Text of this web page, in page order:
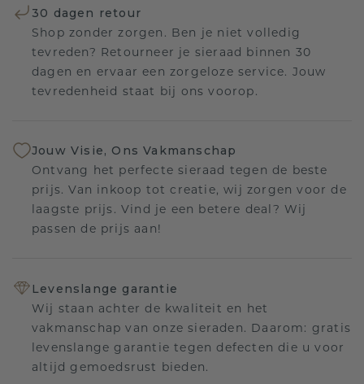
30 dagen retour
Shop zonder zorgen. Ben je niet volledig
tevreden? Retourneer je sieraad binnen 30
dagen en ervaar een zorgeloze service. Jouw
tevredenheid staat bij ons voorop.
Jouw Visie, Ons Vakmanschap
Ontvang het perfecte sieraad tegen de beste
prijs. Van inkoop tot creatie, wij zorgen voor de
laagste prijs. Vind je een betere deal? Wij
passen de prijs aan!
Levenslange garantie
Wij staan achter de kwaliteit en het
vakmanschap van onze sieraden. Daarom: gratis
levenslange garantie tegen defecten die u voor
altijd gemoedsrust bieden.